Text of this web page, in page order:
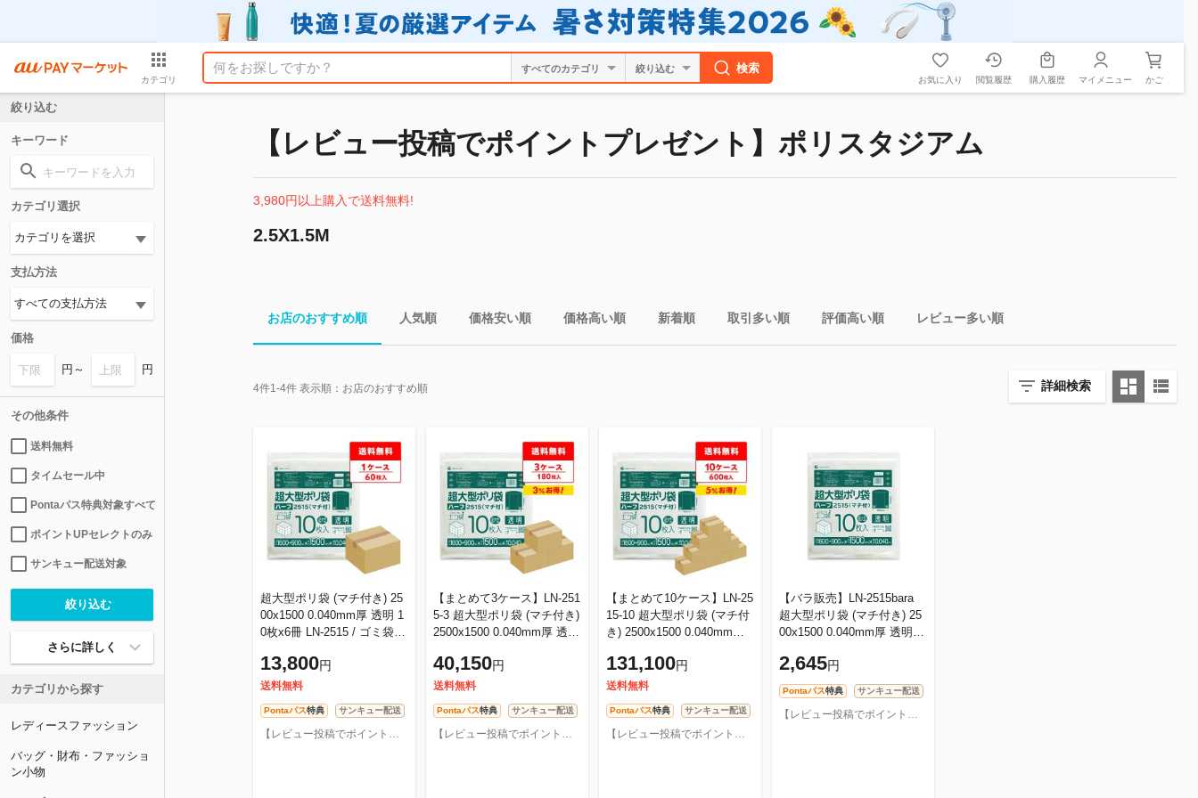
カテゴリ
絞り込む 検索
お気に入り 閲覧履歴 購入履歴 マイメニュー かご
【レビュー投稿でポイントプレゼント】ポリスタジアム
3,980円以上購入で送料無料!
2.5X1.5M
お店のおすすめ順 人気順 価格安い順 価格高い順 新着順 取引多い順 評価高い順 レビュー多い順
詳細検索
4件1-4件 表示順： お店のおすすめ順
超大型ポリ袋 (マチ付き) 25
00x1500 0.040mm厚 透明 1
0枚x6冊 LN-2515 / ゴミ袋
収納袋 大きいサイズ 特大
送
13,800円
送料無料
Pontaパス特典 サンキュー配送
【レビュー投稿でポイントプレゼント】ポリスタジアム
【まとめて3ケース】LN-251
5-3 超大型ポリ袋 (マチ付き)
2500x1500 0.040mm厚 透明
袋 パレットカバー 大型収
40,150円
送料無料
Pontaパス特典 サンキュー配送
【レビュー投稿でポイントプレゼント】ポリスタジアム
【まとめて10ケース】LN-25
15-10 超大型ポリ袋 (マチ付
き) 2500x1500 0.040mm厚
袋 ごみ袋 パレットカバー
大
131,100円
送料無料
Pontaパス特典 サンキュー配送
【レビュー投稿でポイントプレゼント】ポリスタジアム
【バラ販売】LN-2515bara
超大型ポリ袋 (マチ付き) 25
00x1500 0.040mm厚 透明 1
トカバー 大型収納袋 大きい
サ
2,645円
Pontaパス特典 サンキュー配送
【レビュー投稿でポイントプレゼント】ポリスタジアム
絞り込む
キーワード
カテゴリ選択
支払方法
価格
円～ 円
その他条件
送料無料
タイムセール中
Pontaパス特典対象すべて
ポイントUPセレクトのみ
サンキュー配送対象
さらに詳しく
カテゴリから探す
レディースファッション
バッグ・財布・ファッショ
ン小物